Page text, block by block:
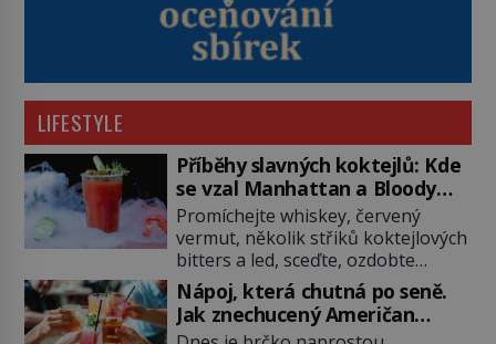
LIFESTYLE
Příběhy slavných koktejlů: Kde
se vzal Manhattan a Bloody
Mary?
Promíchejte whiskey, červený
vermut, několik střiků koktejlových
bitters a led, sceďte, ozdobte
koktejlovou třešinkou a tadá…
Manhattan je tu! A pokud to má být
skutečně on, dejte si pozor, ať
Nápoj, která chutná po seně.
Jak znechucený Američan
vymyslel brčko